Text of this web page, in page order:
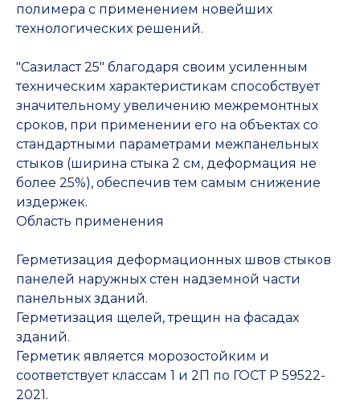
полимера с применением новейших
технологических решений.
"Сазиласт 25" благодаря своим усиленным
техническим характеристикам способствует
значительному увеличению межремонтных
сроков, при применении его на объектах со
стандартными параметрами межпанельных
стыков (ширина стыка 2 см, деформация не
более 25%), обеспечив тем самым снижение
издержек.
Область применения
Герметизация деформационных швов стыков
панелей наружных стен надземной части
панельных зданий.
Герметизация щелей, трещин на фасадах
зданий.
Герметик является морозостойким и
соответствует классам 1 и 2П по ГОСТ Р 59522-
2021.